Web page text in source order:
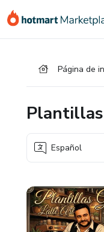
Página de
Español